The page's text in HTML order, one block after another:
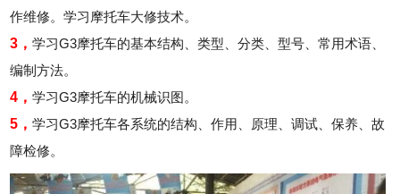
作维修。学习摩托车大修技术。
3，学习G3摩托车的基本结构、类型、分类、型号、常用术语、
编制方法。
4，学习G3摩托车的机械识图。
5，学习G3摩托车各系统的结构、作用、原理、调试、保养、故
障检修。